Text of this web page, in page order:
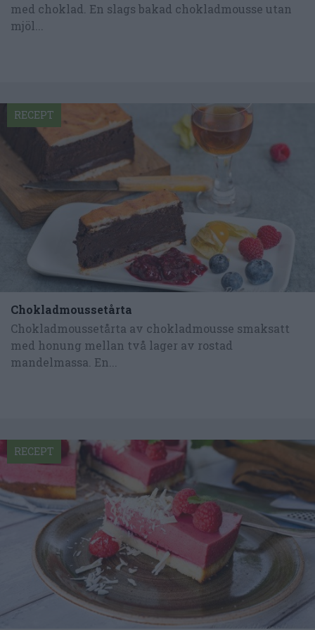
med choklad. En slags bakad chokladmousse utan
mjöl...
Chokladmoussetårta
Chokladmoussetårta av chokladmousse smaksatt
med honung mellan två lager av rostad
mandelmassa. En...
RECEPT
RECEPT